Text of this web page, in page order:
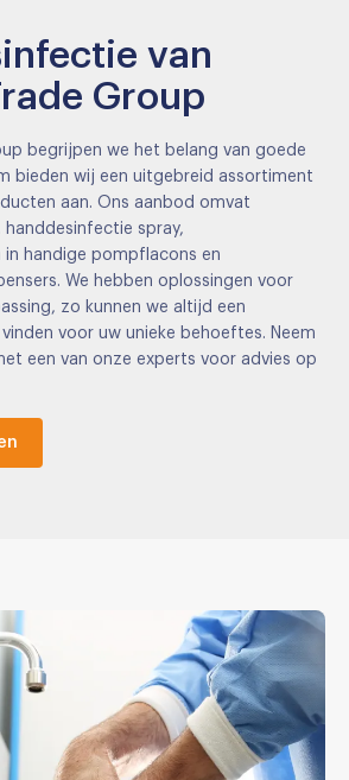
van
Group
begrijpen we het belang van goede
bieden wij een uitgebreid assortiment
aan. Ons aanbod omvat
spray,
handige pompflacons en
We hebben oplossingen voor
zo kunnen we altijd een
voor uw unieke behoeftes. Neem
een van onze experts voor advies op